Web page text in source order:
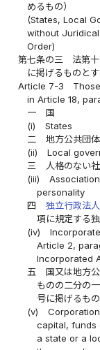
めるもの）
(States, Local
without
Order)
第七条の三
法第
に掲げるものとす
Article 7-3
in Article 18,
一
国
(i)
States
二
地方公共団体
(ii)
Local
三
人格のない
(iii)
personality
四
独立行政法
項に規定する
(iv)
Article 2,
Incorporated
五
国又は地方
ものの二分の
号に掲げるもの
(v)
capital, funds
a state or a